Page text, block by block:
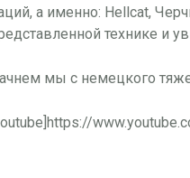
а именно: Hellcat,
технике и
мы с немецкого